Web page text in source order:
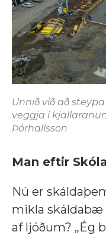
Unnið við að
veggja í
Þórhallsson
Man eftir
Nú er
mikla skáldabæ
af ljóðum? „Ég